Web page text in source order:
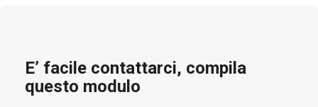
E’ facile contattarci, compila
questo modulo